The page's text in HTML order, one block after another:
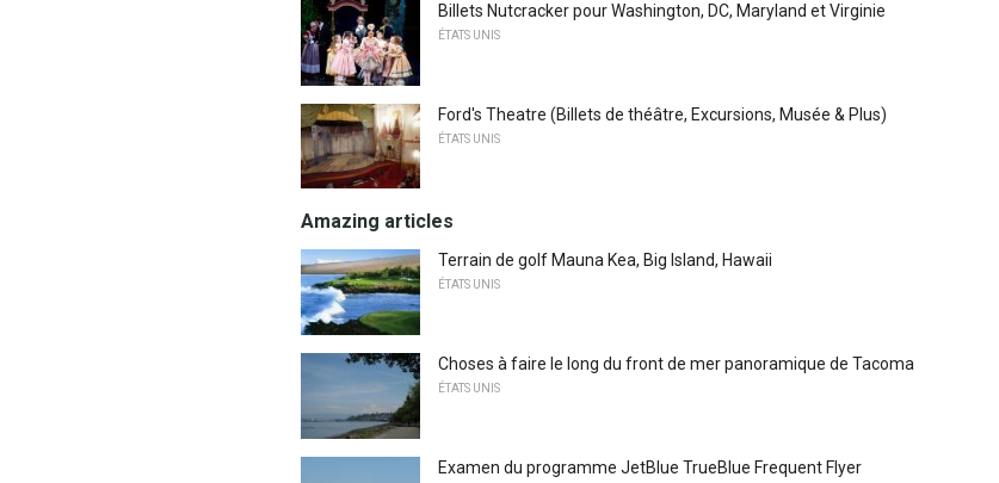
Billets Nutcracker pour Washington, DC, Maryland et Virginie
ÉTATS UNIS
Ford's Theatre (Billets de théâtre, Excursions, Musée & Plus)
ÉTATS UNIS
Amazing articles
Terrain de golf Mauna Kea, Big Island, Hawaii
ÉTATS UNIS
Choses à faire le long du front de mer panoramique de Tacoma
ÉTATS UNIS
Examen du programme JetBlue TrueBlue Frequent Flyer